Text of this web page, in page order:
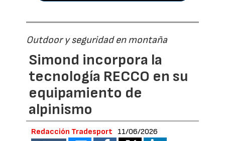
Outdoor y seguridad en montaña
Simond incorpora la
tecnología RECCO en su
equipamiento de
alpinismo
Redacción Tradesport 11/06/2026